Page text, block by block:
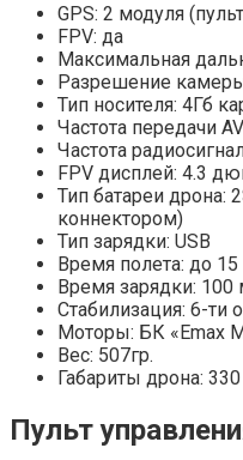
GPS: 2 модуля
FPV: да
Максимальная
Разрешение
Тип носителя: 4Гб
Частота передачи
Частота
FPV дисплей: 4.3
Тип батареи дрона:
коннектором)
Тип зарядки: USB
Время полета: до
Время зарядки: 100
Стабилизация: 6-ти
Моторы: БК «Emax
Вес: 507гр.
Габариты дрона:
Пульт